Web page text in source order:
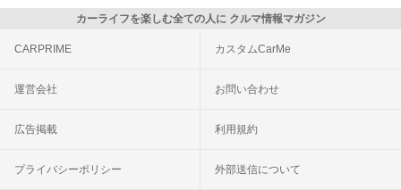
カーライフを楽しむ全ての人に クルマ情報マガジン
CARPRIME カスタムCarMe
運営会社 お問い合わせ
広告掲載 利用規約
プライバシーポリシー 外部送信について